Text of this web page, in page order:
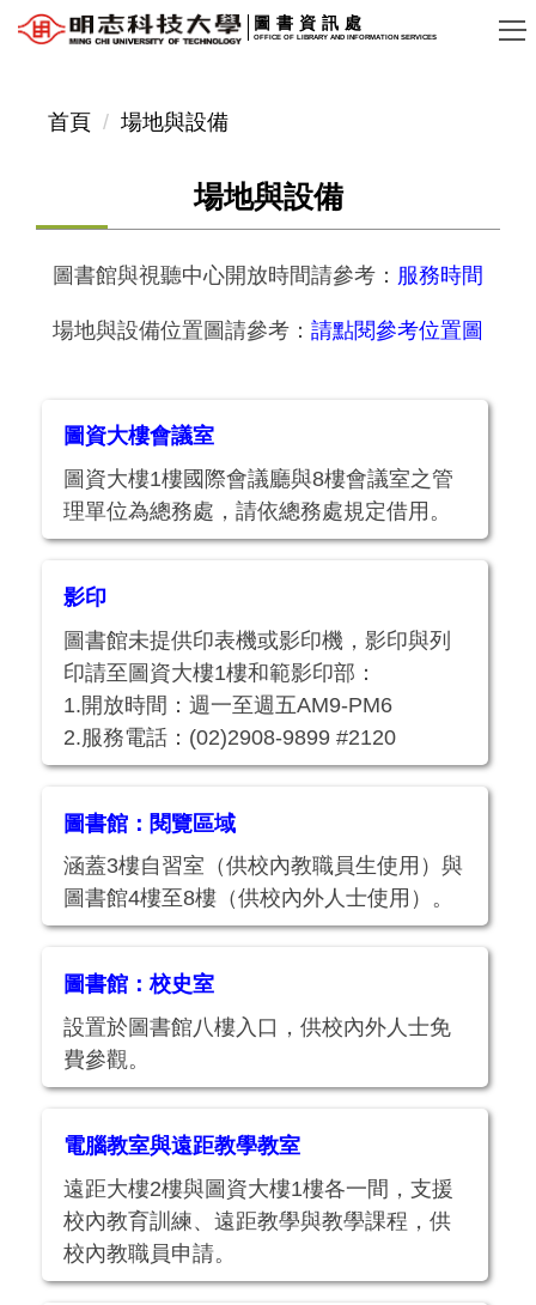
跳
圖書資訊處
OFFICE OF LIBRARY AND INFORMATION SERVICES
首頁 場地與設備
場地與設備
圖書館與視聽中心開放時間請參考： 服務時間
場地與設備位置圖請參考： 請點閱參考位置圖
圖資大樓會議室
圖資大樓1樓國際會議廳與8樓會議室之管
理單位為總務處，請依總務處規定借用。
影印
圖書館未提供印表機或影印機，影印與列
印請至圖資大樓1樓和範影印部：
1.開放時間：週一至週五AM9-PM6
2.服務電話：(02)2908-9899 #2120
圖書館：閱覽區域
涵蓋3樓自習室（供校內教職員生使用）與
圖書館4樓至8樓（供校內外人士使用）。
圖書館：校史室
設置於圖書館八樓入口，供校內外人士免
費參觀。
電腦教室與遠距教學教室
遠距大樓2樓與圖資大樓1樓各一間，支援
校內教育訓練、遠距教學與教學課程，供
校內教職員申請。